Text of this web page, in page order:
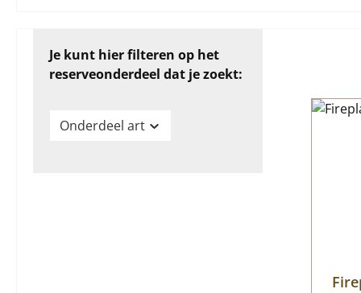
Je kunt hier filteren op het
reserveonderdeel dat je zoekt:
Onderdeel art